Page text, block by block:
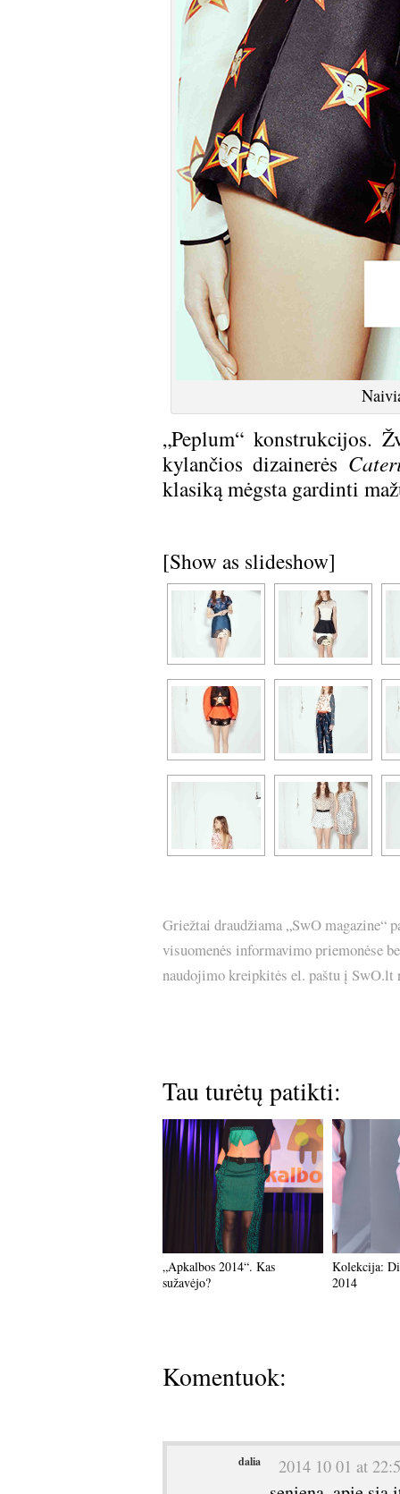
„Peplum“ konstrukcijos.
kylančios dizainerės
klasiką mėgsta gardinti
[Show as slideshow]
Griežtai draudžiama „SwO magazine“
visuomenės informavimo priemonėse
naudojimo kreipkitės el. paštu į
Tau turėtų patikti:
„Apkalbos 2014“. Kas
sužavėjo?
Kolekcija:
2014
Komentuok:
dalia 2014 10 01 at